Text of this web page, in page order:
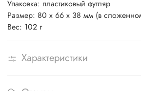
Упаковка: пластиковый футляр
Размер: 80 х 66 х 38 мм (в
Вес: 102 г
Характеристики